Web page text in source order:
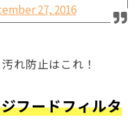
27, 2016
れ防止はこれ！
フードフィルタ